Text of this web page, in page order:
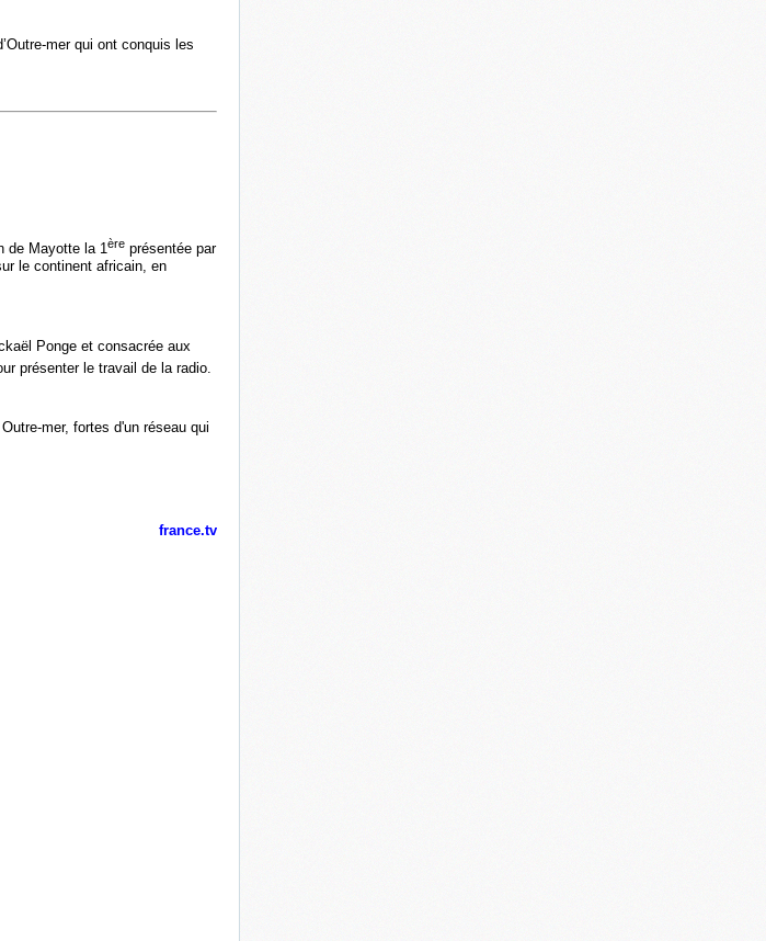
mer qui ont conquis les
de Mayotte la 1 ère présentée par
le continent africain, en
Ponge et consacrée aux
présenter le travail de la radio.
mer, fortes d'un réseau qui
france.tv